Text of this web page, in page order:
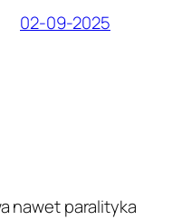
02-09-2025
nawet paralityka